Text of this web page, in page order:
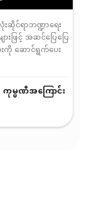
းဆိုင်ရာဘဏ္ဍာရေး
ဖြင့် အဆင်ပြေပြေ
ကို ဆောင်ရွက်ပေး
ကုမ္ပဏီအကြောင်း